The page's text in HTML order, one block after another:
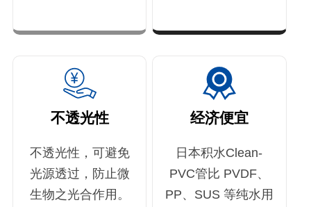
不透光性
不透光性，可避免
光源透过，防止微
生物之光合作用。
经济便宜
日本积水Clean-
PVC管比 PVDF、
PP、SUS 等纯水用